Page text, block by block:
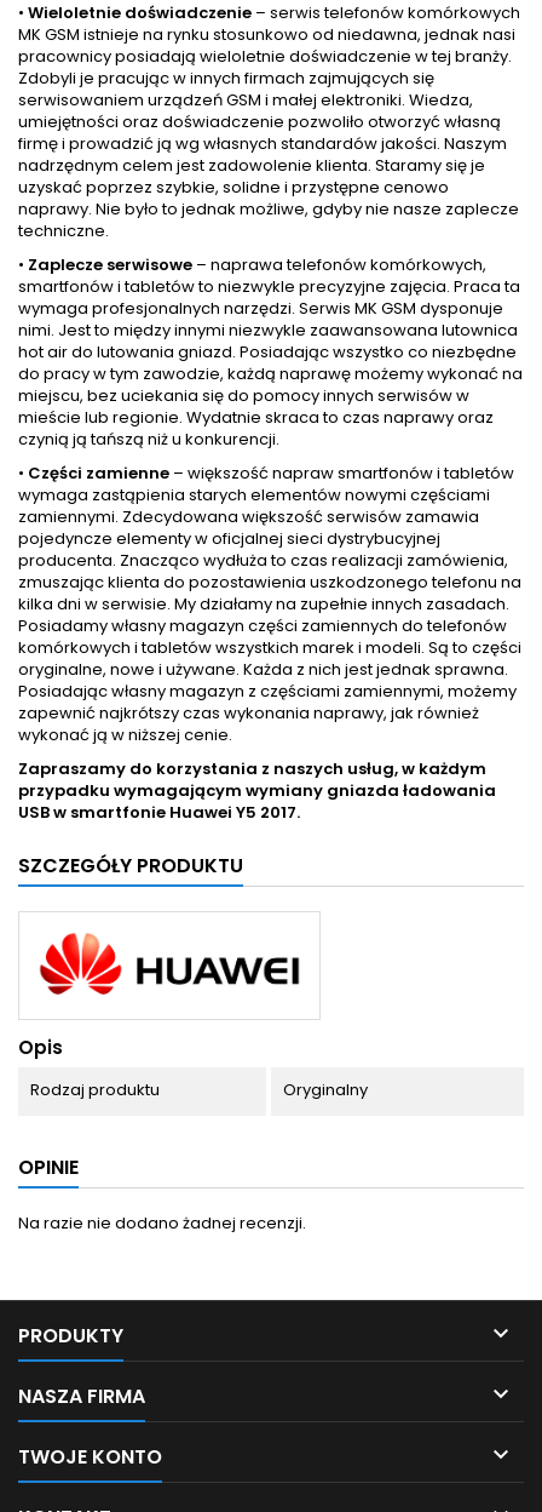
• Wieloletnie doświadczenie – serwis telefonów komórkowych
MK GSM istnieje na rynku stosunkowo od niedawna, jednak nasi
pracownicy posiadają wieloletnie doświadczenie w tej branży.
Zdobyli je pracując w innych firmach zajmujących się
serwisowaniem urządzeń GSM i małej elektroniki. Wiedza,
umiejętności oraz doświadczenie pozwoliło otworzyć własną
firmę i prowadzić ją wg własnych standardów jakości. Naszym
nadrzędnym celem jest zadowolenie klienta. Staramy się je
uzyskać poprzez szybkie, solidne i przystępne cenowo
naprawy. Nie było to jednak możliwe, gdyby nie nasze zaplecze
techniczne.
• Zaplecze serwisowe – naprawa telefonów komórkowych,
smartfonów i tabletów to niezwykle precyzyjne zajęcia. Praca ta
wymaga profesjonalnych narzędzi. Serwis MK GSM dysponuje
nimi. Jest to między innymi niezwykle zaawansowana lutownica
hot air do lutowania gniazd. Posiadając wszystko co niezbędne
do pracy w tym zawodzie, każdą naprawę możemy wykonać na
miejscu, bez uciekania się do pomocy innych serwisów w
mieście lub regionie. Wydatnie skraca to czas naprawy oraz
czynią ją tańszą niż u konkurencji.
• Części zamienne – większość napraw smartfonów i tabletów
wymaga zastąpienia starych elementów nowymi częściami
zamiennymi. Zdecydowana większość serwisów zamawia
pojedyncze elementy w oficjalnej sieci dystrybucyjnej
producenta. Znacząco wydłuża to czas realizacji zamówienia,
zmuszając klienta do pozostawienia uszkodzonego telefonu na
kilka dni w serwisie. My działamy na zupełnie innych zasadach.
Posiadamy własny magazyn części zamiennych do telefonów
komórkowych i tabletów wszystkich marek i modeli. Są to części
oryginalne, nowe i używane. Każda z nich jest jednak sprawna.
Posiadając własny magazyn z częściami zamiennymi, możemy
zapewnić najkrótszy czas wykonania naprawy, jak również
wykonać ją w niższej cenie.
Zapraszamy do korzystania z naszych usług, w każdym
przypadku wymagającym wymiany gniazda ładowania
USB w smartfonie Huawei Y5 2017.
SZCZEGÓŁY PRODUKTU
Opis
Rodzaj produktu Oryginalny
OPINIE
Na razie nie dodano żadnej recenzji.
PRODUKTY 
NASZA FIRMA 
TWOJE KONTO 